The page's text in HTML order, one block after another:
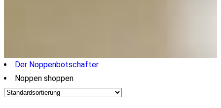
Der Noppenbotschafter
Noppen shoppen